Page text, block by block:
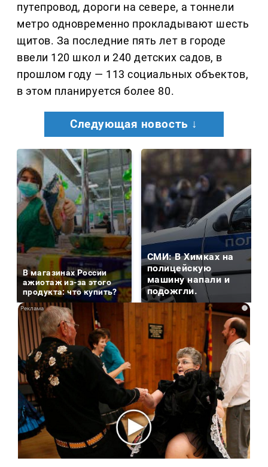
путепровод, дороги на севере, а тоннели
метро одновременно прокладывают шесть
щитов. За последние пять лет в городе
ввели 120 школ и 240 детских садов, в
прошлом году — 113 социальных объектов,
в этом планируется более 80.
Следующая новость ↓
В магазинах России
ажиотаж из-за этого
продукта: что купить?
СМИ: В Химках на
полицейскую
машину напали и
подожгли.
i